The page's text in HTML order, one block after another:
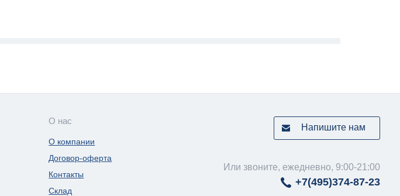
Напишите нам
Или звоните, ежедневно, 9:00-21:00
+7(495)374-87-23
О нас
О компании
Договор-оферта
Контакты
Склад